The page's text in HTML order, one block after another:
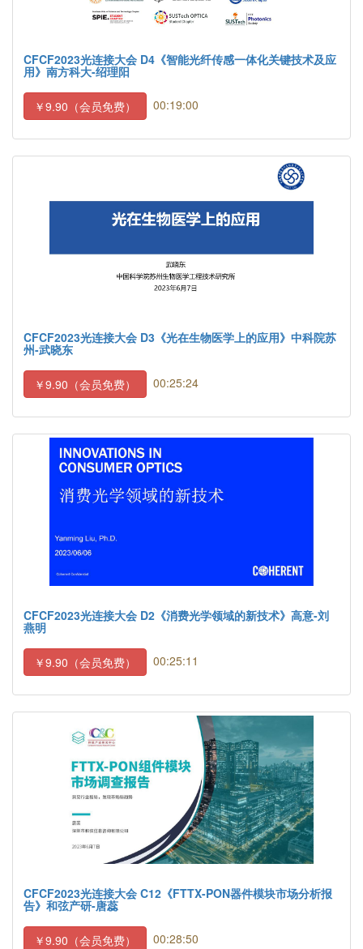
CFCF2023光连接大会 D4《智能光纤传感一体化关键技术及应
用》南方科大-绍理阳
￥9.90（会员免费） 00:19:00
CFCF2023光连接大会 D3《光在生物医学上的应用》中科院苏
州-武晓东
￥9.90（会员免费） 00:25:24
CFCF2023光连接大会 D2《消费光学领域的新技术》高意-刘
燕明
￥9.90（会员免费） 00:25:11
CFCF2023光连接大会 C12《FTTX-PON器件模块市场分析报
告》和弦产研-唐蕊
￥9.90（会员免费） 00:28:50